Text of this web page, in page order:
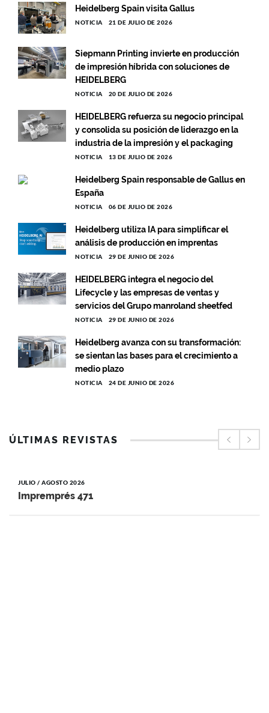
Heidelberg Spain visita Gallus
NOTICIA 21 DE JULIO DE 2026
Siepmann Printing invierte en producción
de impresión híbrida con soluciones de
HEIDELBERG
NOTICIA 20 DE JULIO DE 2026
HEIDELBERG refuerza su negocio principal
y consolida su posición de liderazgo en la
industria de la impresión y el packaging
NOTICIA 13 DE JULIO DE 2026
Heidelberg Spain responsable de Gallus en
España
NOTICIA 06 DE JULIO DE 2026
Heidelberg utiliza IA para simplificar el
análisis de producción en imprentas
NOTICIA 29 DE JUNIO DE 2026
HEIDELBERG integra el negocio del
Lifecycle y las empresas de ventas y
servicios del Grupo manroland sheetfed
NOTICIA 29 DE JUNIO DE 2026
Heidelberg avanza con su transformación:
se sientan las bases para el crecimiento a
medio plazo
NOTICIA 24 DE JUNIO DE 2026
ÚLTIMAS REVISTAS
JULIO / AGOSTO 2026
Impremprés 471